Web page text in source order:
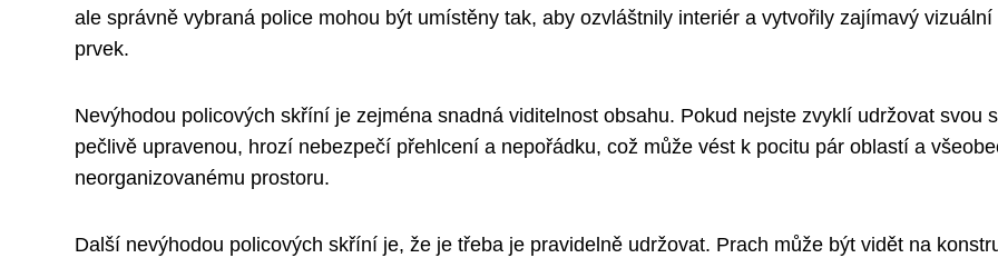
ale správně vybraná police mohou být umístěny tak, aby ozvláštnily interiér a vytvořily zajímavý vizuální
prvek.
Nevýhodou policových skříní je zejména snadná viditelnost obsahu. Pokud nejste zvyklí udržovat svou
pečlivě upravenou, hrozí nebezpečí přehlcení a nepořádku, což může vést k pocitu pár oblastí a
neorganizovanému prostoru.
Další nevýhodou policových skříní je, že je třeba je pravidelně udržovat. Prach může být vidět na